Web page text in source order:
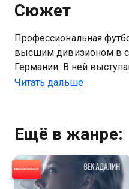
Сюжет
Профессиональная
высшим дивизионом в
Германии. В ней
проходит с августа по
Читать дальше
Ещё в жанре: